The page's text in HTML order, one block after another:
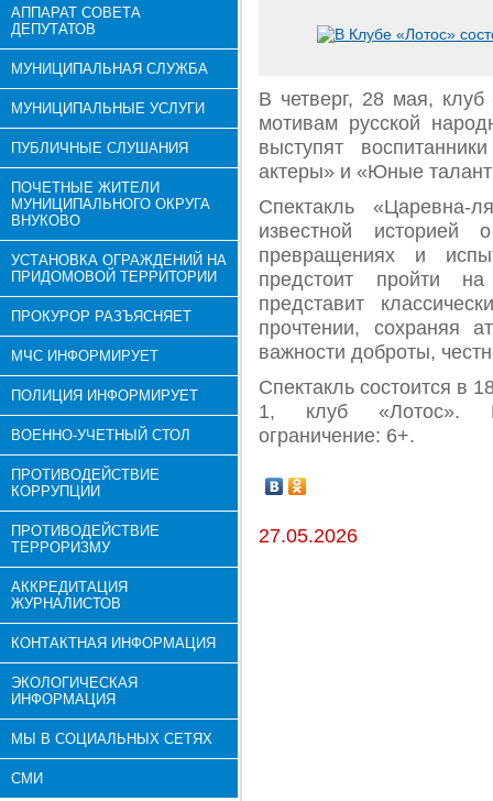
АППАРАТ СОВЕТА
ДЕПУТАТОВ
МУНИЦИПАЛЬНАЯ СЛУЖБА
МУНИЦИПАЛЬНЫЕ УСЛУГИ
ПУБЛИЧНЫЕ СЛУШАНИЯ
ПОЧЕТНЫЕ ЖИТЕЛИ
МУНИЦИПАЛЬНОГО ОКРУГА
ВНУКОВО
УСТАНОВКА ОГРАЖДЕНИЙ НА
ПРИДОМОВОЙ ТЕРРИТОРИИ
ПРОКУРОР РАЗЪЯСНЯЕТ
МЧС ИНФОРМИРУЕТ
ПОЛИЦИЯ ИНФОРМИРУЕТ
ВОЕННО-УЧЕТНЫЙ СТОЛ
ПРОТИВОДЕЙСТВИЕ
КОРРУПЦИИ
ПРОТИВОДЕЙСТВИЕ
ТЕРРОРИЗМУ
АККРЕДИТАЦИЯ
ЖУРНАЛИСТОВ
КОНТАКТНАЯ ИНФОРМАЦИЯ
ЭКОЛОГИЧЕСКАЯ
ИНФОРМАЦИЯ
МЫ В СОЦИАЛЬНЫХ СЕТЯХ
СМИ
В четверг, 28 мая, клуб
мотивам русской
выступят
актеры» и «Юные
Спектакль «Царевна-
известной
превращениях и
предстоит пройти
представит
прочтении, сохраняя
важности доброты,
Спектакль состоится в
1, клуб «Лотос».
ограничение: 6+.
27.05.2026